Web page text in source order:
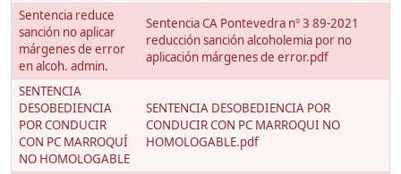
Sentencia reduce
sanción no aplicar
márgenes de error
en alcoh. admin.
Sentencia CA Pontevedra nº 3 89-2021
reducción sanción alcoholemia por no
aplicación márgenes de error.pdf
SENTENCIA
DESOBEDIENCIA
POR CONDUCIR
CON PC MARROQUÍ
NO HOMOLOGABLE
SENTENCIA DESOBEDIENCIA POR
CONDUCIR CON PC MARROQUI NO
HOMOLOGABLE.pdf